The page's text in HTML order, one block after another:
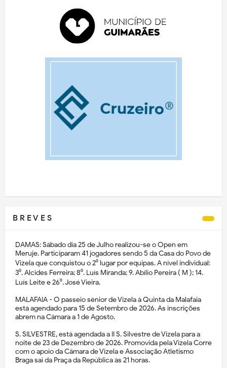
B R E V E S
DAMAS: Sábado dia 25 de Julho realizou-se o Open em
Meruje. Participaram 41 jogadores sendo 5 da Casa do Povo de
Vizela que conquistou o 2⁰ lugar por equipas. A nível individual:
3⁰. Alcides Ferreira; 8⁰. Luís Miranda; 9. Abílio Pereira ( M ); 14.
Luís Leite e 26⁰. José Vieira.
MALAFAIA - O passeio sénior de Vizela à Quinta da Malafaia
está agendado para 15 de Setembro de 2026. As inscrições
abrem na Câmara a 1 de Agosto.
S. SILVESTRE, está agendada a II S. Silvestre de Vizela para a
noite de 23 de Dezembro de 2026. Promovida pela Vizela Corre
com o apoio da Câmara de Vizela e Associação Atletismo
Braga sai da Praça da República às 21 horas.